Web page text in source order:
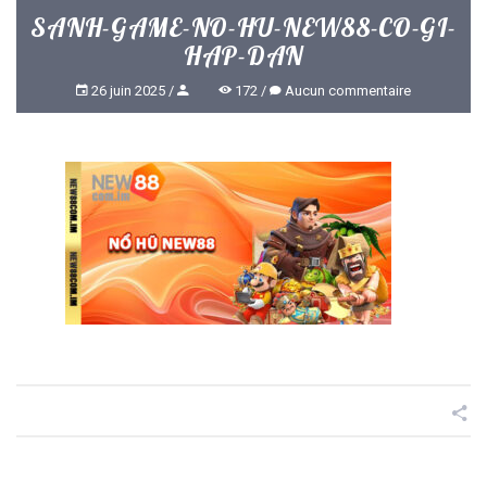
SANH-GAME-NO-HU-NEW88-CO-GI-
HAP-DAN
26 juin 2025 172 Aucun commentaire